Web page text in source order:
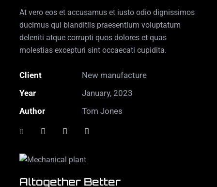
At vero eos et accusamus et iusto odio dignissimos
ducimus qui blanditiis praesentium voluptatum
deleniti atque corrupti quos dolores et quas
molestias excepturi sint occaecati cupidita.
Client
New manufacture
Year
January, 2023
Author
Tom Jones
Altogether Better